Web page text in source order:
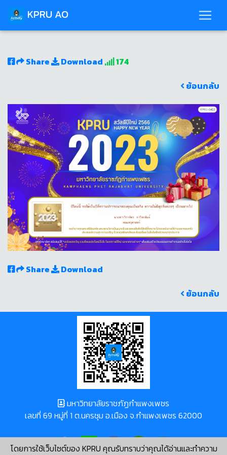
KPRU AO
Share Download
174
ย้อนกลับ
Share
Download
ย้อนกลับ
โดยการใช้เว็บไซต์ของ KPRU คุณรับทราบว่าคุณได้อ่านและทำความ
มหาวิทยาลัยราชภัฏกำแพงเพชร
เลขที่ 69 หมู่ที่ 1 ต.นครชุม อ.เมือง จ.กำแพงเพชร 62000